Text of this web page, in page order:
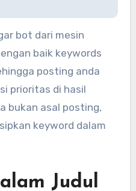
bot dari mesin
baik keywords
posting anda
prioritas di hasil
bukan asal posting,
keyword dalam
Judul